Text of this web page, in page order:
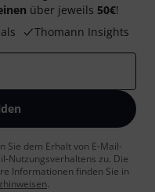
über jeweils 50€!
Thomann Insights
Sie dem Erhalt von E-Mail-
Nutzungsverhaltens zu. Die
Informationen finden Sie in
.